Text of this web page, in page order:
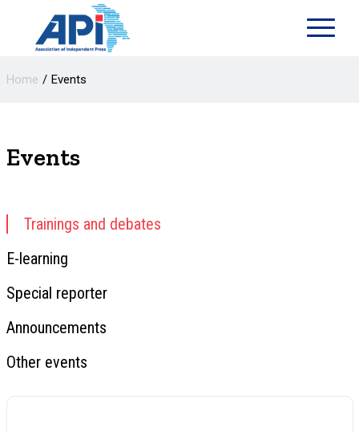
Home Events
Events
Trainings and debates
E-learning
Special reporter
Announcements
Other events